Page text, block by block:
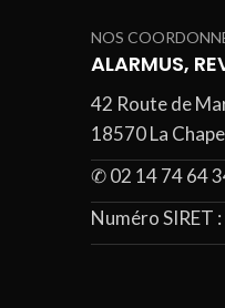
NOS
ALARMUS,
42 Route de
18570 La
✆ 02 14 74 64
Numéro SIRET :